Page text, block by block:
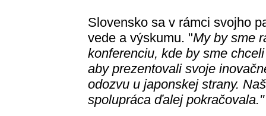
Slovensko sa v rámci svojho
vede a výskumu. "My by sme
konferenciu, kde by sme
aby prezentovali svoje
odozvu u japonskej strany.
spolupráca ďalej pokračovala."